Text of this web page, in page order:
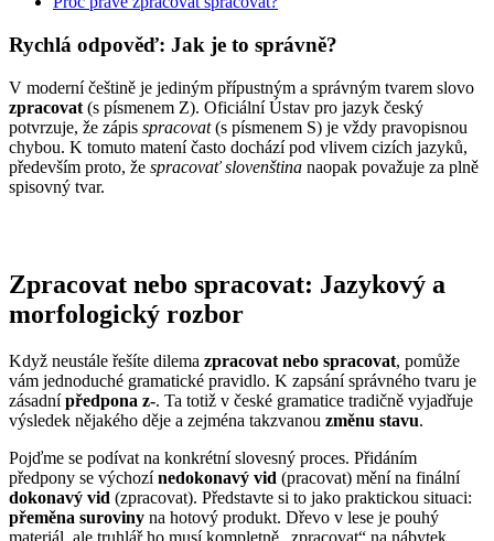
Rychlá odpověď: Jak je to správně?
V moderní češtině je jediným přípustným a správným tvarem slovo
zpracovat (s písmenem Z). Oficiální Ústav pro jazyk český
potvrzuje, že zápis spracovat(s písmenem S) je vždy pravopisnou
chybou. K tomuto matení často dochází pod vlivem cizích jazyků,
především proto, že spracovať slovenština naopak považuje za plně
spisovný tvar.
Zpracovat nebo spracovat: Jazykový a
morfologický rozbor
Když neustále řešíte dilema zpracovat nebo spracovat, pomůže
vám jednoduché gramatické pravidlo. K zapsání správného tvaru je
zásadnípředpona z-. Ta totiž v české gramatice tradičně vyjadřuje
výsledek nějakého děje a zejména takzvanou změnu stavu.
Pojďme se podívat na konkrétní slovesný proces. Přidáním
předpony se výchozínedokonavý vid (pracovat) mění na finální
dokonavý vid (zpracovat). Představte si to jako praktickou situaci:
přeměna suroviny na hotový produkt. Dřevo v lese je pouhý
materiál, ale truhlář ho musí kompletně „zpracovat“ na nábytek.